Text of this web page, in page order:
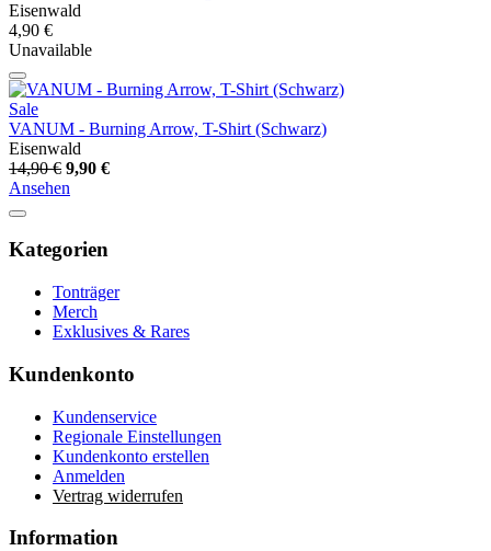
Eisenwald
4,90 €
Unavailable
Sale
VANUM - Burning Arrow, T-Shirt (Schwarz)
Eisenwald
14,90 € 9,90 €
Ansehen
Kategorien
Tonträger
Merch
Exklusives & Rares
Kundenkonto
Kundenservice
Regionale Einstellungen
Kundenkonto erstellen
Anmelden
Vertrag widerrufen
Information